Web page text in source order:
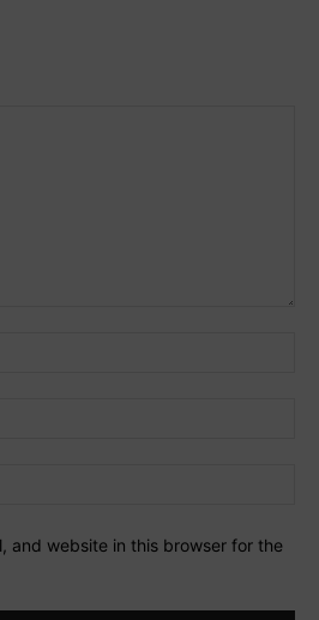
and website in this browser for the